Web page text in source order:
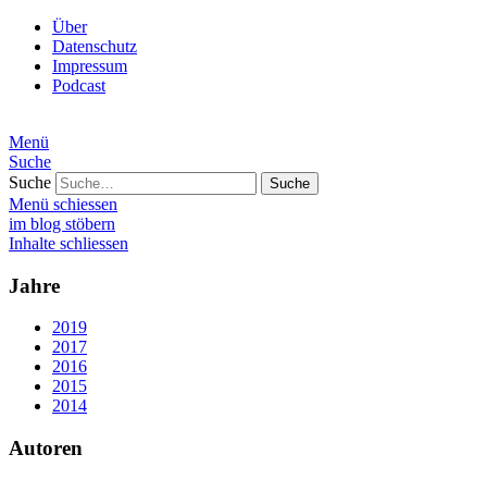
Über
Datenschutz
Impressum
Podcast
Menü
Suche
Suche
Menü schiessen
im blog stöbern
Inhalte schliessen
Jahre
2019
2017
2016
2015
2014
Autoren